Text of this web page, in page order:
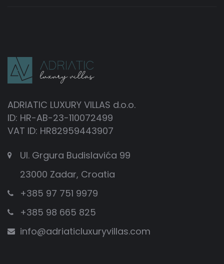
ADRIATIC LUXURY VILLAS d.o.o.
ID: HR-AB-23-110072499
VAT ID: HR82959443907
Ul. Grgura Budislavića 99
23000 Zadar, Croatia
+385 97 751 9979
+385 98 665 825
info@adriaticluxuryvillas.com